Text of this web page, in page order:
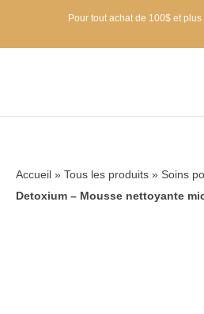
Pour tout achat de 100$ et
Accueil » Tous les produits » Soins
Detoxium – Mousse nettoyante